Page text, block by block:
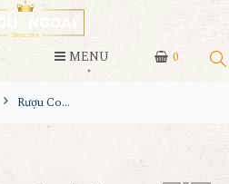
0
MENU
Rượu Courvoisier XO Hộp Quà 2022